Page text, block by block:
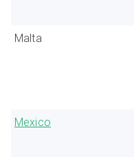
Malta
Mexico